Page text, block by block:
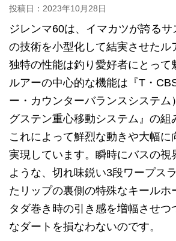
投稿日： 2023年10月28日
ジレンマ60は、イマカツが誇るサ
の技術を小型化して結実させたル
独特の性能は釣り愛好者にとって
ルアーの中心的な機能は『T・
ー・カウンターバランスシステム
グステン重心移動システム』の組
これによって鮮烈な動きや大幅に
実現しています。瞬時にバスの視
ような、切れ味鋭い3段ワープス
たリップの裏側の特殊なキールホ
タダ巻き時の引き感を増幅させつ
なダートを損なわないのです。